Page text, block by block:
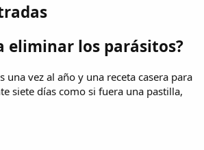
eliminar los parásitos?
vez al año y una receta casera para
siete días como si fuera una pastilla,